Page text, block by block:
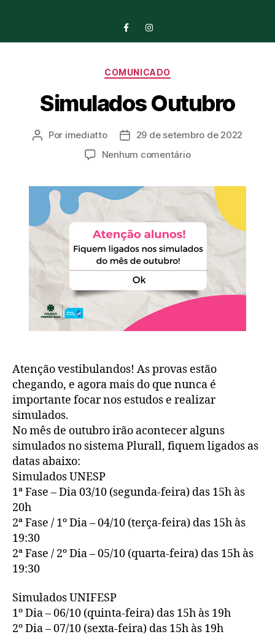
COMUNICADO
Simulados Outubro
Por imediatto
29 de setembro de 2022
Nenhum comentário
Atenção vestibulandos! As provas estão
chegando, e agora mais do que nunca é
importante focar nos estudos e realizar
simulados.
No mês de outubro irão acontecer alguns
simulados no sistema Plurall, fiquem ligados as
datas abaixo:
Simulados UNESP
1ª Fase – Dia 03/10 (segunda-feira) das 15h às
20h
2ª Fase / 1º Dia – 04/10 (terça-feira) das 15h às
19:30
2ª Fase / 2º Dia – 05/10 (quarta-feira) das 15h às
19:30
Simulados UNIFESP
1º Dia – 06/10 (quinta-feira) das 15h às 19h
2º Dia – 07/10 (sexta-feira) das 15h às 19h